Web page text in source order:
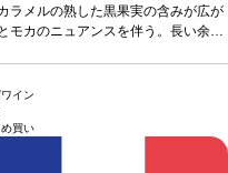
43%、ムールヴェードル 5%、カリ
ヴィンテージが在庫切れの場合、在
ラメルの熟した黒果実の含みが広が
モカのニュアンスを伴う。長い余韻
ヴィンテージが在庫切れの場合、在
ンテージに変更されます、ご了承く
イン
め買い